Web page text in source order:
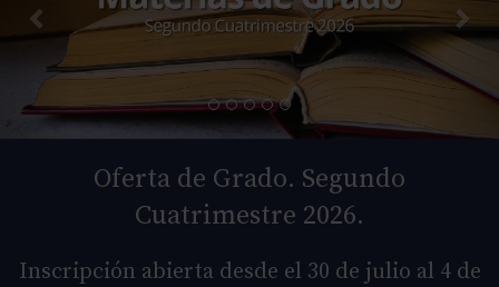
Oferta de Grado. Segundo
Cuatrimestre 2026.
Inscripción abierta desde el 30 de julio al 4 de